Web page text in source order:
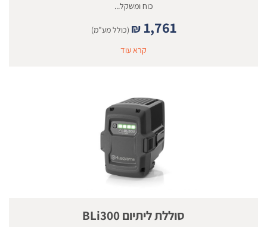
כוח ומשקל...
₪ 1,761
(כולל מע"מ)
קרא עוד
סוללת ליתיום BLi300